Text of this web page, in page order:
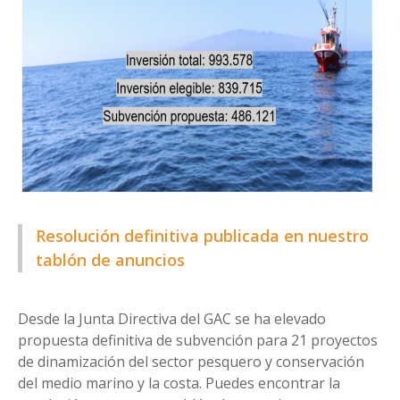
Resolución definitiva publicada en nuestro
tablón de anuncios
Desde la Junta Directiva del GAC se ha elevado
propuesta definitiva de subvención para 21 proyectos
de dinamización del sector pesquero y conservación
del medio marino y la costa. Puedes encontrar la